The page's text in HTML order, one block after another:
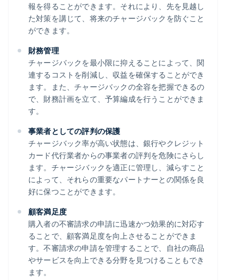
報を得ることができます。それにより、先を見越し
た対策を講じて、将来のチャージバックを防ぐこと
ができます。
財務管理
チャージバックを最小限に抑えることによって、関
連するコストを削減し、収益を確保することができ
ます。また、チャージバックの全容を把握できるの
で、財務計画を立て、予算編成を行うことができま
す。
事業者としての評判の保護
チャージバック率が高い状態は、銀行やクレジット
カード代行業者からの事業者の評判を危険にさらし
ます。チャージバックを適正に管理し、減らすこと
によって、それらの重要なパートナーとの関係を良
好に保つことができます。
顧客満足度
購入者の不審請求の申請に迅速かつ効果的に対応す
ることで、顧客満足度を向上させることができま
す。不審請求の申請を管理することで、自社の商品
やサービスを向上できる分野を見つけることもでき
ます。